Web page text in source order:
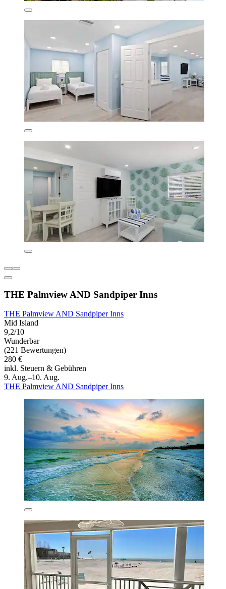
THE Palmview AND Sandpiper Inns
THE Palmview AND Sandpiper Inns
Mid Island
9,2/10
Wunderbar
(221 Bewertungen)
280 €
inkl. Steuern & Gebühren
9. Aug.–10. Aug.
THE Palmview AND Sandpiper Inns